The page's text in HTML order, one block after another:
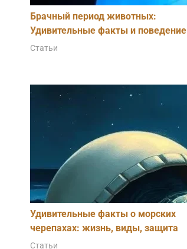
Брачный период животных:
Удивительные факты и поведение
Статьи
Удивительные факты о морских
черепахах: жизнь, виды, защита
Статьи